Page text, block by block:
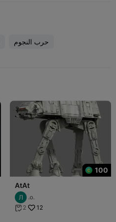
حرب النجوم
100
AtAt
.о.
 2 12